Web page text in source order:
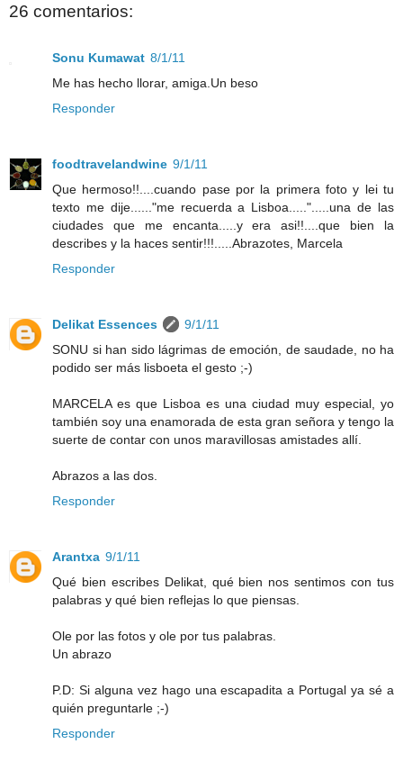
26 comentarios:
Sonu Kumawat 8/1/11
Me has hecho llorar, amiga.Un beso
Responder
foodtravelandwine 9/1/11
Que hermoso!!....cuando pase por la primera foto y lei tu
texto me dije......"me recuerda a Lisboa.....".....una de las
ciudades que me encanta.....y era asi!!....que bien la
describes y la haces sentir!!!.....Abrazotes, Marcela
Responder
Delikat Essences
9/1/11
SONU si han sido lágrimas de emoción, de saudade, no ha
podido ser más lisboeta el gesto ;-)
MARCELA es que Lisboa es una ciudad muy especial, yo
también soy una enamorada de esta gran señora y tengo la
suerte de contar con unos maravillosas amistades allí.
Abrazos a las dos.
Responder
Arantxa 9/1/11
Qué bien escribes Delikat, qué bien nos sentimos con tus
palabras y qué bien reflejas lo que piensas.
Ole por las fotos y ole por tus palabras.
Un abrazo
P.D: Si alguna vez hago una escapadita a Portugal ya sé a
quién preguntarle ;-)
Responder